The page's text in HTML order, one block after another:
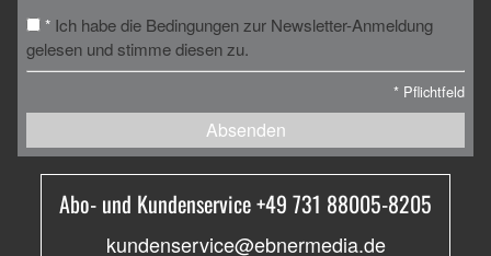
* Ich habe die Bedingungen zur Newsletter-Anmeldung
gelesen und stimme diesen zu.
* Pflichtfeld
Absenden
Abo- und Kundenservice +49 731 88005-8205
kundenservice@ebnermedia.de